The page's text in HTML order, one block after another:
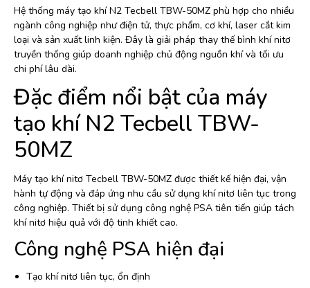
Hệ thống máy tạo khí N2 Tecbell TBW-50MZ phù hợp cho nhiều
ngành công nghiệp như điện tử, thực phẩm, cơ khí, laser cắt kim
loại và sản xuất linh kiện. Đây là giải pháp thay thế bình khí nitơ
truyền thống giúp doanh nghiệp chủ động nguồn khí và tối ưu
chi phí lâu dài.
Đặc điểm nổi bật của máy
tạo khí N2 Tecbell TBW-
50MZ
Máy tạo khí nitơ Tecbell TBW-50MZ được thiết kế hiện đại, vận
hành tự động và đáp ứng nhu cầu sử dụng khí nitơ liên tục trong
công nghiệp. Thiết bị sử dụng công nghệ PSA tiên tiến giúp tách
khí nitơ hiệu quả với độ tinh khiết cao.
Công nghệ PSA hiện đại
Tạo khí nitơ liên tục, ổn định